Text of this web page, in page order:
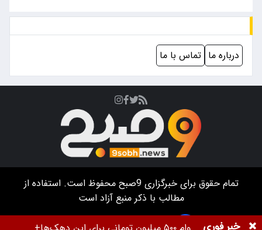
درباره ما تماس با ما
خبر فوری
تمام حقوق برای خبرگزاری9صبح
محفوظ است. استفاده از
مطالب با ذکر منبع آزاد است
طراحی سایت خبرگزاری آسام